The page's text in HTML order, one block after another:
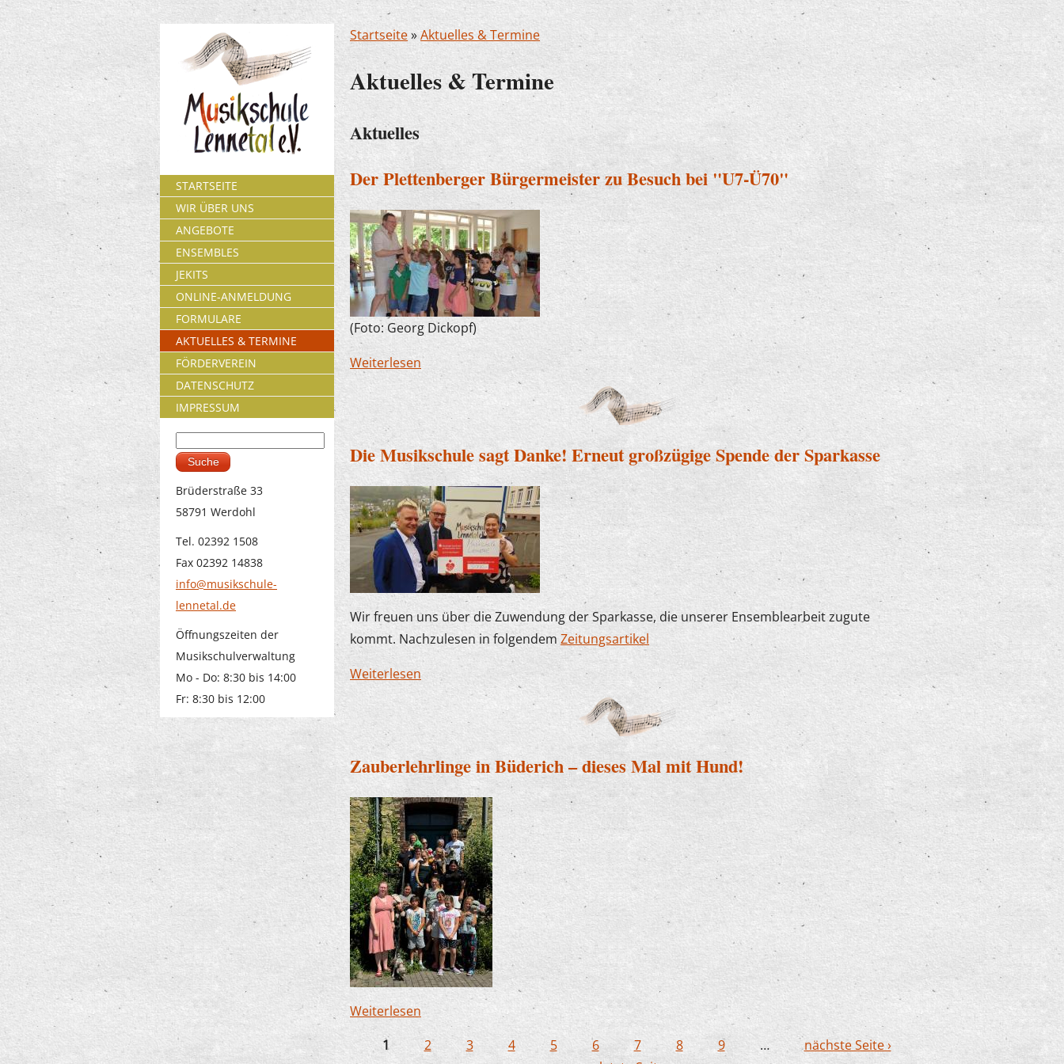
Startseite»Aktuelles & Termine
Aktuelles & Termine
Aktuelles
Der Plettenberger Bürgermeister zu Besuch bei "U7-Ü70"
(Foto: Georg Dickopf)
Weiterlesenüber Der Plettenberger Bürgermeister zu Besuch bei "U7-Ü70"
Die Musikschule sagt Danke! Erneut großzügige Spende der Sparkasse
Wir freuen uns über die Zuwendung der Sparkasse, die unserer Ensemblearbeit zugute
kommt. Nachzulesen in folgendem Zeitungsartikel
Weiterlesen über Die Musikschule sagt Danke! Erneut großzügige Spende der Sparkasse
Zauberlehrlinge in Büderich – dieses Mal mit Hund!
Weiterlesen über Zauberlehrlinge in Büderich – dieses Mal mit Hund!
1 2 3 4 5 6 7 8 9 …
nächste Seite ›
STARTSEITE
WIR ÜBER UNS
ANGEBOTE
ENSEMBLES
JEKITS
ONLINE-ANMELDUNG
FORMULARE
AKTUELLES & TERMINE
FÖRDERVEREIN
DATENSCHUTZ
IMPRESSUM
Suchformular
Brüderstraße 33
58791 Werdohl
Tel. 02392 1508
Fax 02392 14838
info@musikschule-
lennetal.de
Öffnungszeiten der
Musikschulverwaltung
Mo - Do: 8:30 bis 14:00
Fr: 8:30 bis 12:00